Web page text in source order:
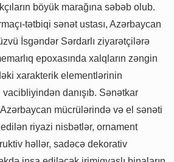
böyük marağına səbəb olub.
tətbiqi sənət ustası, Azərbaycan
İsgəndər Sərdarlı ziyarətçilərə
epoxasında xalqların zəngin
xarakterik elementlərinin
vacibliyindən danışıb. Sənətkar
mücrülərində və el sənəti
riyazi nisbətlər, ornament
həllər, sadəcə dekorativ